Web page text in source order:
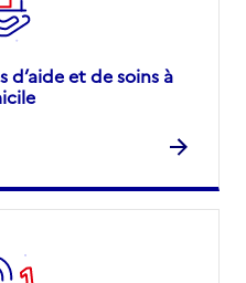
d’aide et de soins à